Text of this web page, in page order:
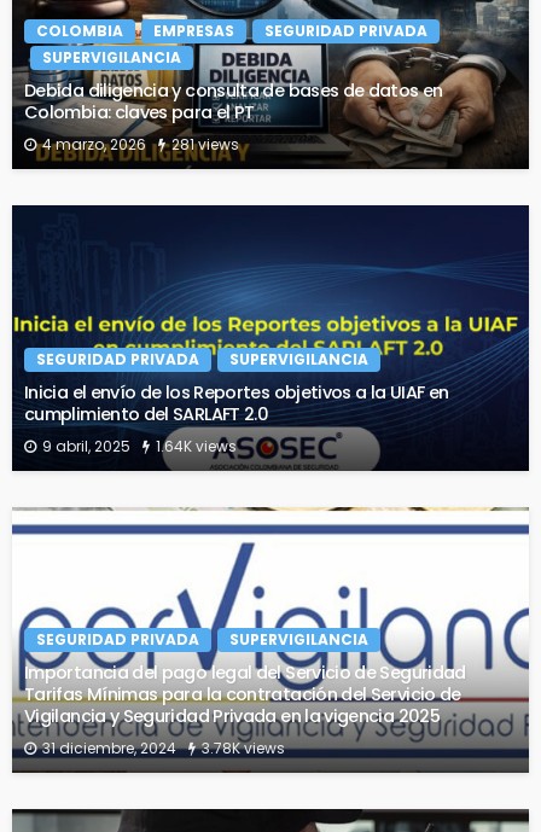
COLOMBIA EMPRESAS
SEGURIDAD PRIVADA
SUPERVIGILANCIA
Debida diligencia y consulta de bases de datos en
Colombia: claves para el PT
4 marzo, 2026 281 views
SEGURIDAD PRIVADA SUPERVIGILANCIA
Inicia el envío de los Reportes objetivos a la UIAF en
cumplimiento del SARLAFT 2.0
9 abril, 2025 1.64K views
SEGURIDAD PRIVADA SUPERVIGILANCIA
Importancia del pago legal del Servicio de Seguridad
Tarifas Mínimas para la contratación del Servicio de
Vigilancia y Seguridad Privada en la vigencia 2025
31 diciembre, 2024 3.78K views